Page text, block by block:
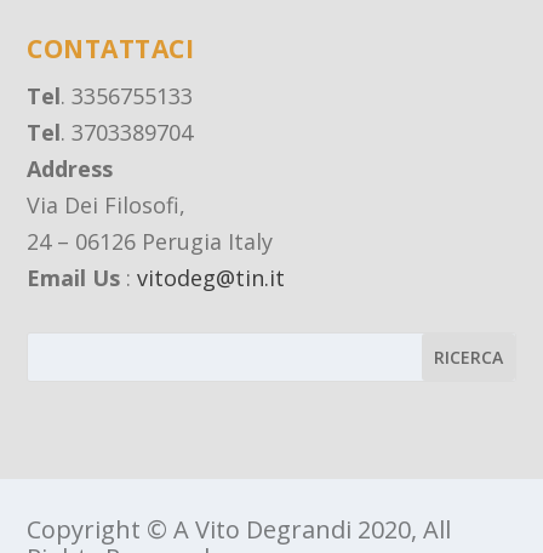
CONTATTACI
Tel. 3356755133
Tel. 3703389704
Address
Via Dei Filosofi,
24 – 06126 Perugia Italy
Email Us :vitodeg@tin.it
Copyright © A Vito Degrandi 2020, All